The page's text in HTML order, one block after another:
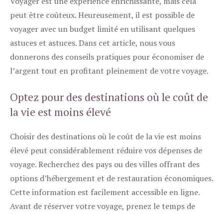
peut être coûteux. Heureusement, il est possible de
voyager avec un budget limité en utilisant quelques
astuces et astuces. Dans cet article, nous vous
donnerons des conseils pratiques pour économiser de
l’argent tout en profitant pleinement de votre voyage.
Optez pour des destinations où le coût de
la vie est moins élevé
Choisir des destinations où le coût de la vie est moins
élevé peut considérablement réduire vos dépenses de
voyage. Recherchez des pays ou des villes offrant des
options d’hébergement et de restauration économiques.
Cette information est facilement accessible en ligne.
Avant de réserver votre voyage, prenez le temps de